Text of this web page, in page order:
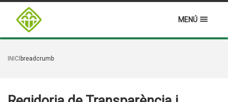
MENÚ
INICI breadcrumb